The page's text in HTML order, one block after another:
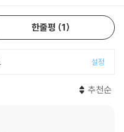
의수호전전李氏藏本忠義水
相評點忠義水滸全傳』 120회
제오재자서시내암수호전貫
었다. 김성탄은 120회본에서
잘라버리고 70회본을 만들었
다.
한줄평 1
설정
추천순